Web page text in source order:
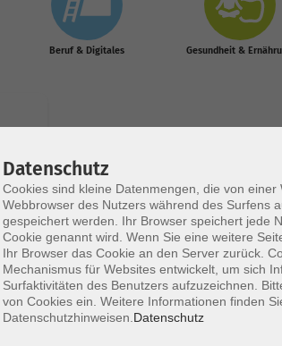
Beruf & Digitales Gesundheit &
Wochentage
Datenschutz
Cookies sind kleine Datenmengen, die von
Webbrowser des Nutzers während des Surfens
gespeichert werden. Ihr Browser speichert jede
Cookie genannt wird. Wenn Sie eine weitere
Ihr Browser das Cookie an den Server zurück.
Mechanismus für Websites entwickelt, um sich
Surfaktivitäten des Benutzers aufzuzeichnen.
von Cookies ein. Weitere Informationen finden
Datenschutzhinweisen. Datenschutz